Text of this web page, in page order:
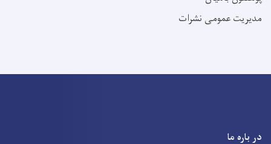
مدیریت عمومی نشرات
در باره ما